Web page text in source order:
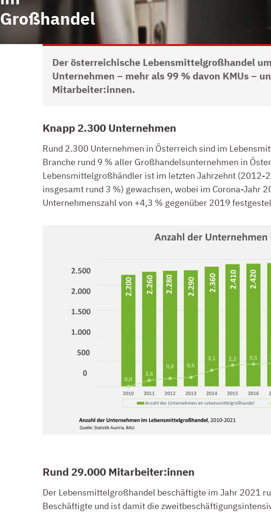
Großhandel
Der österreichische Lebensmittelgroßhandel
Unternehmen – mehr als 99 % davon KMUs –
Mitarbeiter:innen.
Knapp 2.300 Unternehmen
Rund 2.300 Unternehmen in Österreich sind im
Branche rund 9 % aller Großhandelsunternehmen in
Lebensmittelgroßhändler ist im letzten Jahrzehnt (2012-
insgesamt rund 3 %) gewachsen, wobei im Corona-Jahr
Unternehmenszahl von +4,3 % gegenüber 2019
Rund 29.000 Mitarbeiter:innen
Der Lebensmittelgroßhandel beschäftigte im Jahr 2021
Beschäftigte und ist damit die